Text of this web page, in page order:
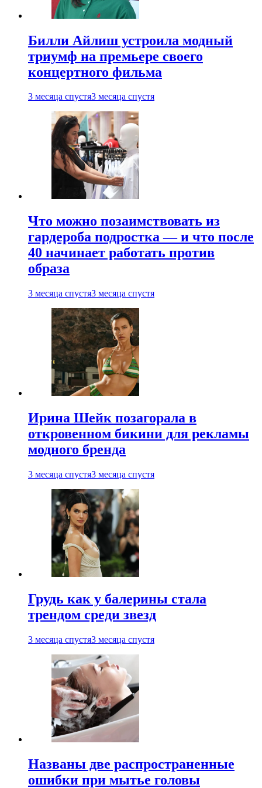
Билли Айлиш устроила модный
триумф на премьере своего
концертного фильма
3 месяца спустя3 месяца спустя
Что можно позаимствовать из
гардероба подростка — и что после
40 начинает работать против
образа
3 месяца спустя3 месяца спустя
Ирина Шейк позагорала в
откровенном бикини для рекламы
модного бренда
3 месяца спустя3 месяца спустя
Грудь как у балерины стала
трендом среди звезд
3 месяца спустя3 месяца спустя
Названы две распространенные
ошибки при мытье головы